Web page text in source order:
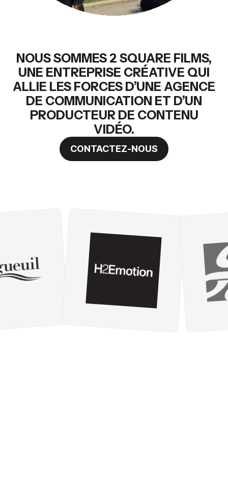
NOUS SOMMES 2 SQUARE FILMS,
UNE ENTREPRISE CRÉATIVE QUI
ALLIE LES FORCES D’UNE AGENCE
DE COMMUNICATION ET D’UN
PRODUCTEUR DE CONTENU
VIDÉO.
CONTACTEZ-NOUS